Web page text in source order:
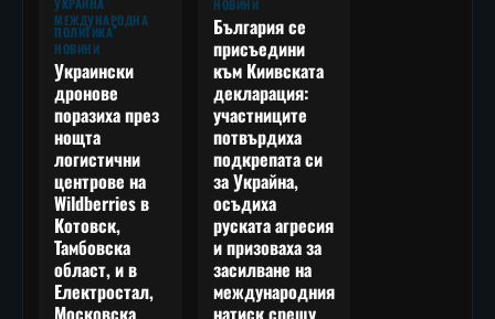
МЕЖДУНАРОДНА
ПОЛИТИКА
НОВИНИ
Украински
дронове
поразиха през
нощта
логистични
центрове на
Wildberries в
Котовск,
Тамбовска
област, и в
Електростал,
Московска
НОВИНИ
България се
присъедини
към Киивската
декларация:
участниците
потвърдиха
подкрепата си
за Украйна,
осъдиха
руската агресия
и призоваха за
засилване на
международния
натиск срещу